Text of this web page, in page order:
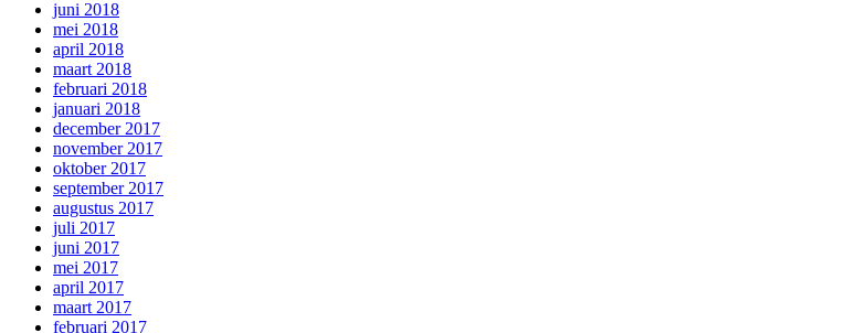
juni 2018
mei 2018
april 2018
maart 2018
februari 2018
januari 2018
december 2017
november 2017
oktober 2017
september 2017
augustus 2017
juli 2017
juni 2017
mei 2017
april 2017
maart 2017
februari 2017